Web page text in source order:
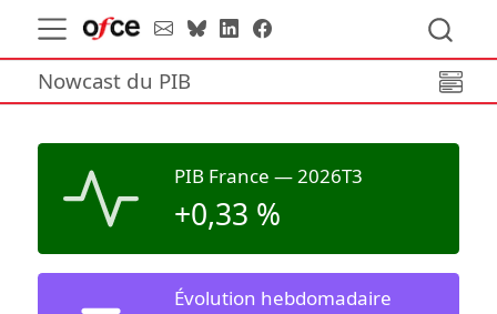
Nowcast du PIB
PIB France — 2026T3
+0,33 %
Évolution hebdomadaire